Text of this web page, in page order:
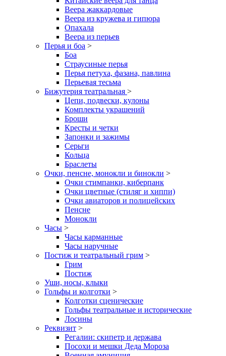
Веера жаккардовые
Веера из кружева и гипюра
Опахала
Веера из перьев
Перья и боа >
Боа
Страусиные перья
Перья петуха, фазана, павлина
Перьевая тесьма
Бижутерия театральная >
Цепи, подвески, кулоны
Комплекты украшений
Броши
Кресты и четки
Запонки и зажимы
Серьги
Кольца
Браслеты
Очки, пенсне, монокли и бинокли >
Очки стимпанки, киберпанк
Очки цветные (стиляг и хиппи)
Очки авиаторов и полицейских
Пенсне
Монокли
Часы >
Часы карманные
Часы наручные
Постиж и театральный грим >
Грим
Постиж
Уши, носы, клыки
Гольфы и колготки >
Колготки сценические
Гольфы театральные и исторические
Лосины
Реквизит >
Регалии: скипетр и держава
Посохи и мешки Деда Мороза